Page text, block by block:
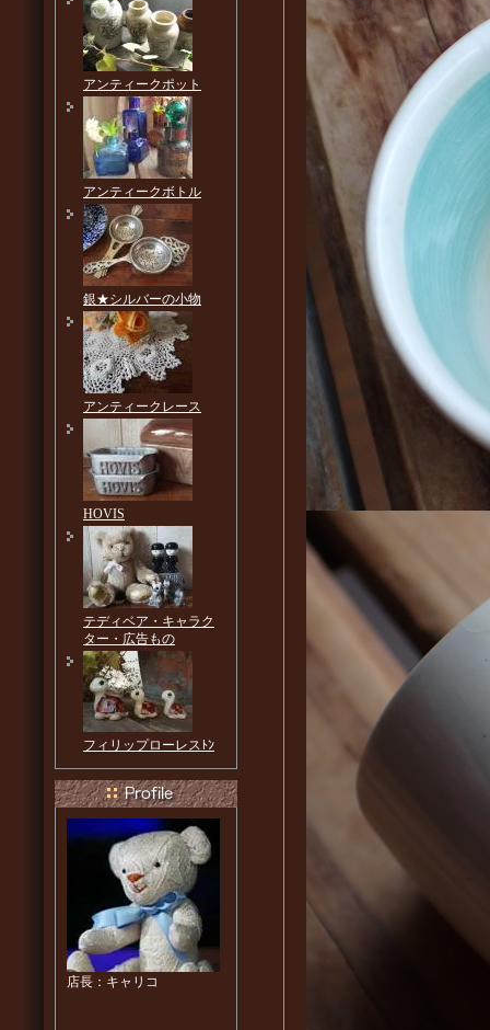
アンティークポット
アンティークボトル
銀★シルバーの小物
アンティークレース
HOVIS
テディベア・キャラク
ター・広告もの
フィリップローレスﾄﾝ
店長：キャリコ